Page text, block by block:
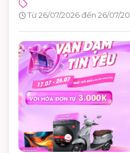
Từ 26/07/2026 đến 26/07/